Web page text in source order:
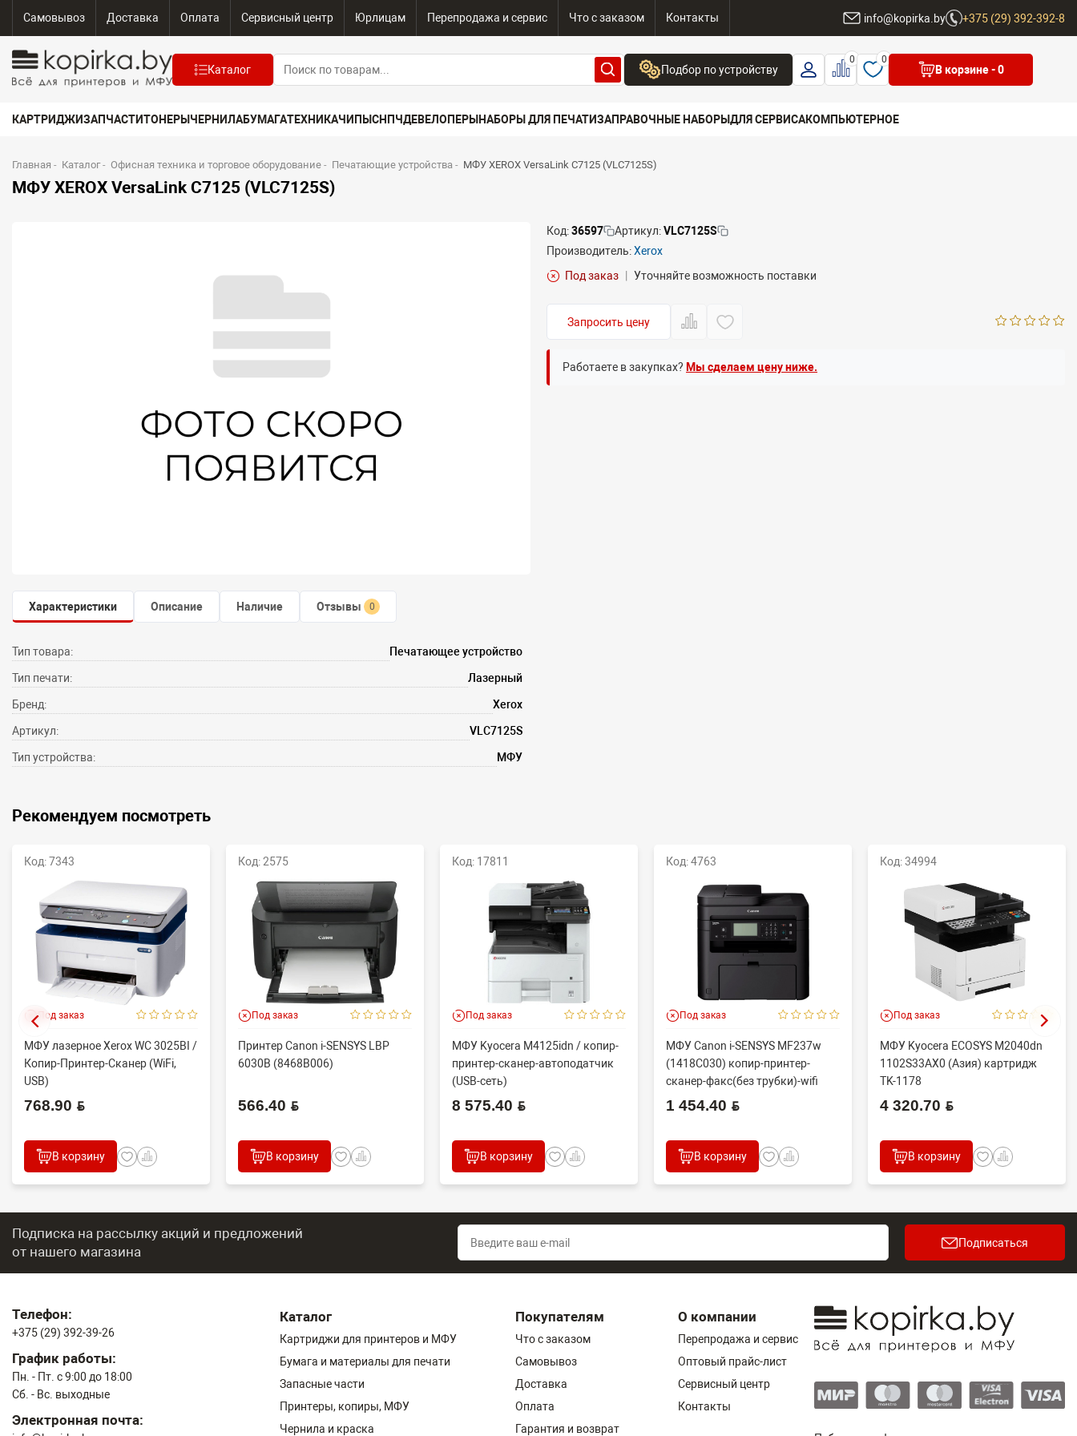
Самовывоз Доставка Оплата Сервисный центр Юрлицам Перепродажа и сервис Что с заказом Контакты info@kopirka.by +375 (29) 392-392-8
Каталог Подбор по устройству
Выберите бренд
Сначала выберите бренд
0 0
В корзине- 0
КАРТРИДЖИЗАПЧАСТИТОНЕРЫ ЧЕРНИЛАБУМАГАТЕХНИКАЧИПЫСНПЧДЕВЕЛОПЕРЫ НАБОРЫ ДЛЯ ПЕЧАТИЗАПРАВОЧНЫЕ НАБОРЫДЛЯ СЕРВИСАКОМПЬЮТЕРНОЕ
Главная - Каталог - Офисная техника и торговое оборудование - Печатающие устройства - МФУ XEROX VersaLink C7125 (VLC7125S)
МФУ XEROX VersaLink C7125 (VLC7125S)
Характеристики Описание Наличие Отзывы 0
Тип товара: Печатающее устройство
Тип печати: Лазерный
Бренд: Xerox
Артикул: VLC7125S
Тип устройства: МФУ
Код:36597 Артикул:VLC7125S
Производитель:Xerox
Под заказ
Уточняйте возможность поставки
Запросить цену
Работаете в закупках? Мы сделаем цену ниже.
Рекомендуем посмотреть
Код: 7343
Под заказ
МФУ лазерное Xerox WC 3025BI /
Копир-Принтер-Сканер (WiFi,
USB)
768.90 BYN
В корзину
Код: 2575
Под заказ
Принтер Canon i-SENSYS LBP
6030B (8468B006)
566.40 BYN
В корзину
Код: 17811
Под заказ
МФУ Kyocera M4125idn / копир-
принтер-сканер-автоподатчик
(USB-сеть)
8 575.40 BYN
В корзину
Код: 4763
Под заказ
МФУ Canon i-SENSYS MF237w
(1418C030) копир-принтер-
сканер-факс(без трубки)-wifi
1 454.40 BYN
В корзину
Код: 34994
Под заказ
МФУ Kyocera ECOSYS M2040dn
1102S33AX0 (Азия) картридж
TK-1178
4 320.70 BYN
В корзину
Подписка на рассылку акций и предложений
от нашего магазина
Подписаться
Телефон:
+375 (29) 392-39-26
График работы:
Пн. - Пт. с 9:00 до 18:00
Сб. - Вс. выходные
Электронная почта:
Каталог
Картриджи для принтеров и МФУ
Бумага и материалы для печати
Запасные части
Принтеры, копиры, МФУ
Чернила и краска
Покупателям
Что с заказом
Самовывоз
Доставка
Оплата
Гарантия и возврат
О компании
Перепродажа и сервис
Оптовый прайс-лист
Сервисный центр
Контакты